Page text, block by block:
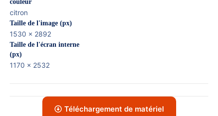
couleur
citron
Taille de l'image (px)
1530 x 2892
Taille de l'écran interne
(px)
1170 x 2532
Téléchargement de matériel